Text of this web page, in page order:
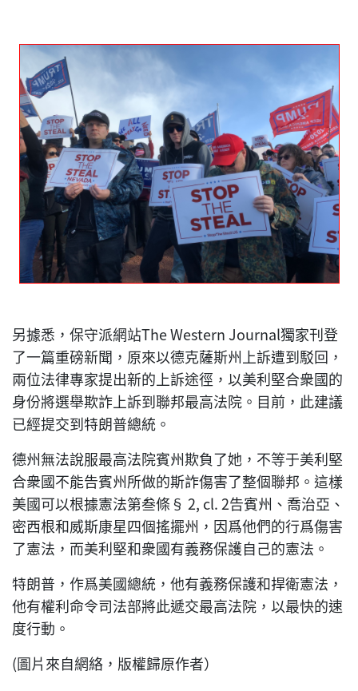
另據悉，保守派網站The Western Journal獨家刊登
了一篇重磅新聞，原來以德克薩斯州上訴遭到駁回，
兩位法律專家提出新的上訴途徑，以美利堅合衆國的
身份將選舉欺詐上訴到聯邦最高法院。目前，此建議
已經提交到特朗普總統。
德州無法說服最高法院賓州欺負了她，不等于美利堅
合衆國不能告賓州所做的斯詐傷害了整個聯邦。這樣
美國可以根據憲法第叁條§ 2, cl. 2告賓州、喬治亞、
密西根和威斯康星四個搖擺州，因爲他們的行爲傷害
了憲法，而美利堅和衆國有義務保護自己的憲法。
特朗普，作爲美國總統，他有義務保護和捍衛憲法，
他有權利命令司法部將此遞交最高法院，以最快的速
度行動。
(圖片來自網絡，版權歸原作者）